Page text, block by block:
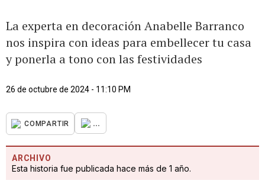
La experta en decoración Anabelle Barranco
nos inspira con ideas para embellecer tu casa
y ponerla a tono con las festividades
26 de octubre de 2024 - 11:10 PM
COMPARTIR ...
ARCHIVO
Esta historia fue publicada hace más de 1 año.